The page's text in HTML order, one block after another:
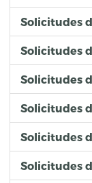
Solicitudes
Solicitudes
Solicitudes
Solicitudes
Solicitudes
Solicitudes